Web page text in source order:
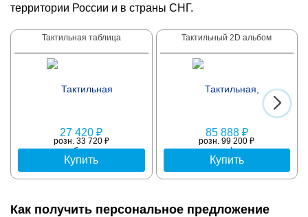
территории России и в страны СНГ.
Тактильная таблица
27 420 ₽
розн. 33 720 ₽
Купить
Тактильный 2D альбом
85 888 ₽
розн. 99 200 ₽
Купить
Как получить персональное предложение